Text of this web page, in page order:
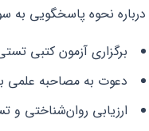
درباره نحوه پاسخگویی به
برگزاری آزمون کتبی
دعوت به مصاحبه علمی
ارزیابی